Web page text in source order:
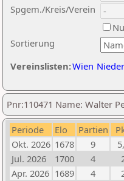
Sortierung
Spgem./Kreis/Verein
Vereinslisten:Wien
Pnr:110471 Name: Walter
Periode Elo Partien
Okt. 2026 1678 9
Jul. 2026
1700 4
Apr. 2026 1689 4